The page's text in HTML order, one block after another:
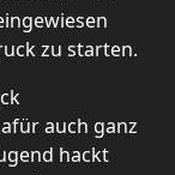
zu starten.
auch ganz
hackt